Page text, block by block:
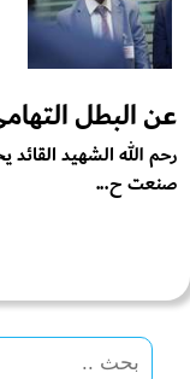
عن البطل
رحم الله الشهيد
صنعت ح...